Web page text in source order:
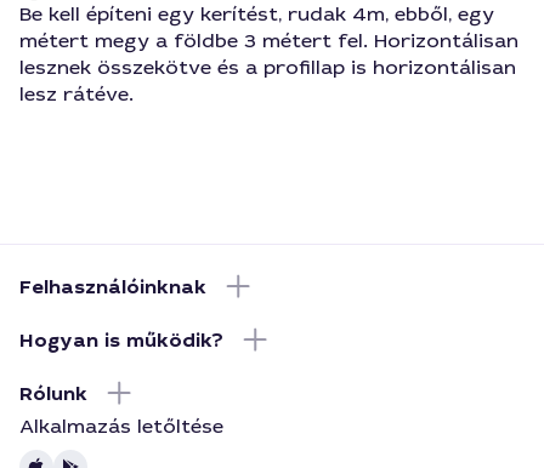
Be kell építeni egy kerítést, rudak 4m, ebből, egy
métert megy a földbe 3 métert fel. Horizontálisan
lesznek összekötve és a profillap is horizontálisan
lesz rátéve.
Felhasználóinknak
Hogyan is működik?
Rólunk
Alkalmazás letőltése